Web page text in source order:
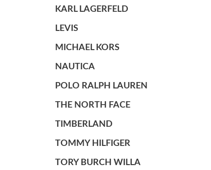
KARL LAGERFELD
LEVIS
MICHAEL KORS
NAUTICA
POLO RALPH LAUREN
THE NORTH FACE
TIMBERLAND
TOMMY HILFIGER
TORY BURCH WILLA